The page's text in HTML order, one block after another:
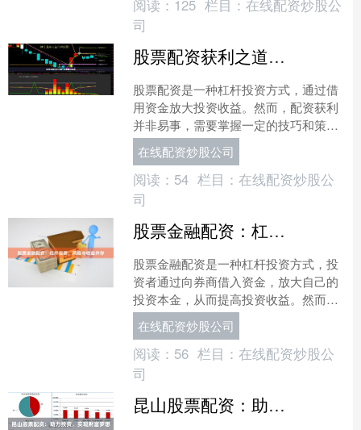
阅读： 125 栏目： 在线配资炒股公
司
股票配资获利之道：揭秘赚钱秘诀
股票配资是一种杠杆投资方式，通过借
用资金放大投资收益。然而，配资获利
并非易事，需要掌握一定的技巧和策
略。 **1. 选择可靠的配资平台：** 选择
正规、信誉良好....
在线配资炒股公司
阅读： 54 栏目： 在线配资炒股公
司
股票金融配资：杠杆投资，风险与收益并存
股票金融配资是一种杠杆投资方式，投
资者通过向券商借入资金，放大自己的
投资本金，从而提高投资收益。然而，
杠杆投资也意味着更高的风险。 **杠杆
的优势** 杠杆投资....
在线配资炒股公司
阅读： 56 栏目： 在线配资炒股公
司
昆山股票配资：助力投资，实现财富梦想